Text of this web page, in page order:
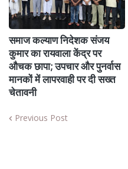
समाज कल्याण निदेशक संजय
कुमार का रायवाला केंद्र पर
औचक छापा; उपचार और पुनर्वास
मानकों में लापरवाही पर दी सख्त
चेतावनी
Previous Post